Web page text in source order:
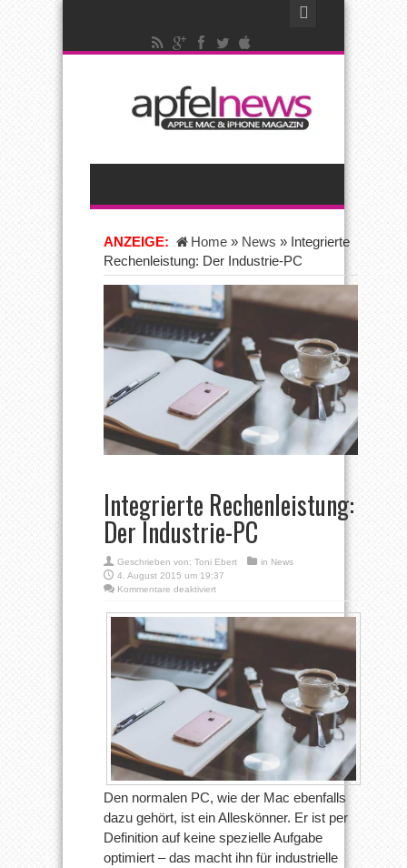
ANZEIGE: Home » News » Integrierte
Rechenleistung: Der Industrie-PC
Integrierte Rechenleistung:
Der Industrie-PC
Geschrieben von: Toni Ebert in News
4. August 2015 um 19:37
Kommentare deaktiviertfür
Rechenleistung:
Der
Industrie-
PC
Den normalen PC, wie der Mac ebenfalls
dazu gehört, ist ein Alleskönner. Er ist per
Definition auf keine spezielle Aufgabe
optimiert – das macht ihn für industrielle